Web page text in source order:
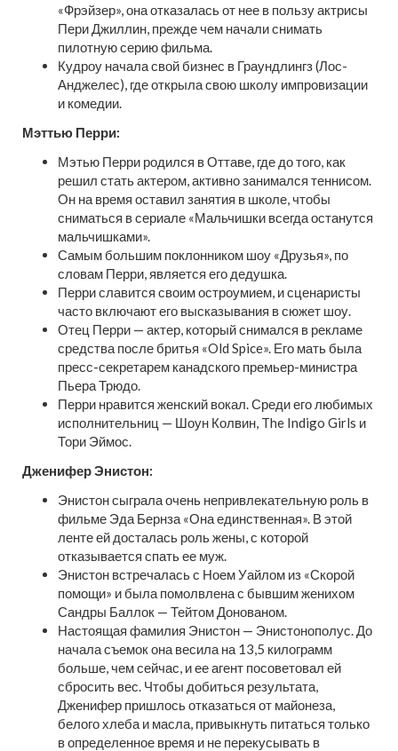
«Фрэйзер», она отказалась от нее в пользу актрисы
Пери Джиллин, прежде чем начали снимать
пилотную серию фильма.
Кудроу начала свой бизнес в Граундлингз (Лос-
Анджелес), где открыла свою школу импровизации
и комедии.
Мэттью Перри:
Мэтью Перри родился в Оттаве, где до того, как
решил стать актером, активно занимался теннисом.
Он на время оставил занятия в школе, чтобы
сниматься в сериале «Мальчишки всегда останутся
мальчишками».
Самым большим поклонником шоу «Друзья», по
словам Перри, является его дедушка.
Перри славится своим остроумием, и сценаристы
часто включают его высказывания в сюжет шоу.
Отец Перри — актер, который снимался в рекламе
средства после бритья «Old Spice». Его мать была
пресс-секретарем канадского премьер-министра
Пьера Трюдо.
Перри нравится женский вокал. Среди его любимых
исполнительниц — Шоун Колвин, The Indigo Girls и
Тори Эймос.
Дженифер Энистон:
Энистон сыграла очень непривлекательную роль в
фильме Эда Бернза «Она единственная». В этой
ленте ей досталась роль жены, с которой
отказывается спать ее муж.
Энистон встречалась с Ноем Уайлом из «Скорой
помощи» и была помолвлена с бывшим женихом
Сандры Баллок — Тейтом Донованом.
Настоящая фамилия Энистон — Энистонополус. До
начала съемок она весила на 13,5 килограмм
больше, чем сейчас, и ее агент посоветовал ей
сбросить вес. Чтобы добиться результата,
Дженифер пришлось отказаться от майонеза,
белого хлеба и масла, привыкнуть питаться только
в определенное время и не перекусывать в